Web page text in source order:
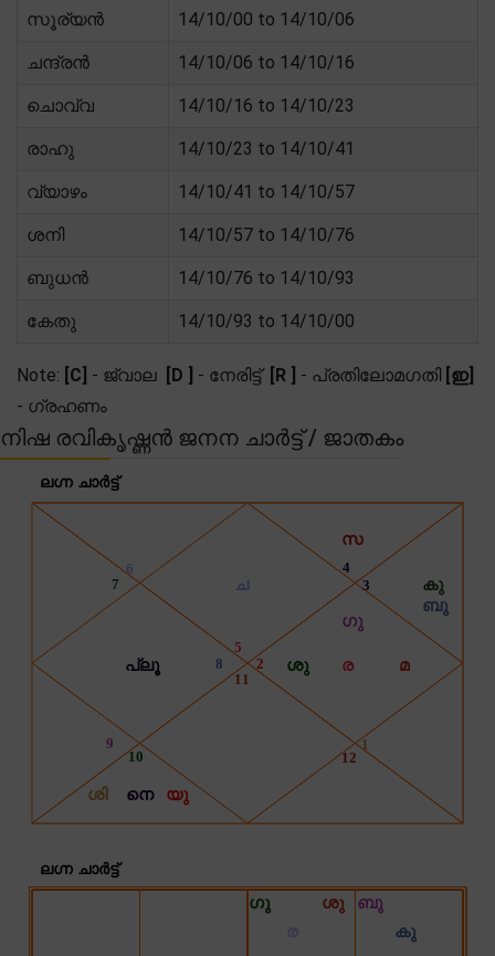
സൂര്യൻ 14/10/00 to 14/10/06
ചന്ദ്രൻ 14/10/06 to 14/10/16
ചൊവ്വ 14/10/16 to 14/10/23
രാഹു 14/10/23 to 14/10/41
വ്യാഴം 14/10/41 to 14/10/57
ശനി 14/10/57 to 14/10/76
ബുധൻ 14/10/76 to 14/10/93
കേതു 14/10/93 to 14/10/00
Note: [C] - ജ്വാല [D ] - നേരിട്ട് [R ] - പ്രതിലോമഗതി [ഇ]
- ഗ്രഹണം
നിഷ രവികൃഷ്ണൻ ജനന ചാർട്ട് / ജാതകം